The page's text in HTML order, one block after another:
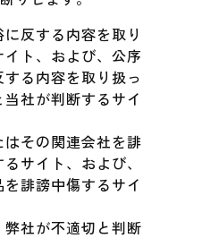
反する内容を取り
ト、および、公序
する内容を取り扱っ
当社が判断するサイ
はその関連会社を誹
サイト、および、
を誹謗中傷するサイ
弊社が不適切と判断